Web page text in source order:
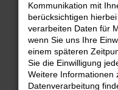
Fehler:
Beim Laden ist ein
Hier sind ein paar
Überprüfe
Kommunikation mit
berücksichtigen
verarbeiten Daten für
wenn Sie uns Ihre
einem späteren
Sie die Einwilligung
Weitere Informationen
Datenverarbeitung